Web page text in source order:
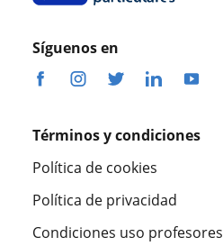
Síguenos en
Términos y condiciones
Política de cookies
Política de privacidad
Condiciones uso profesores